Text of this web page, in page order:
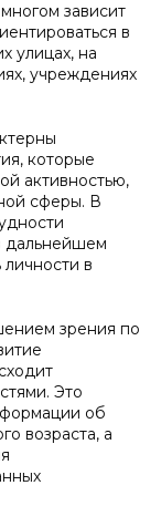
зависит
в
улицах, на
учреждениях
которые
активностью,
сферы. В
дальнейшем
личности в
зрения по
Это
об
возраста, а